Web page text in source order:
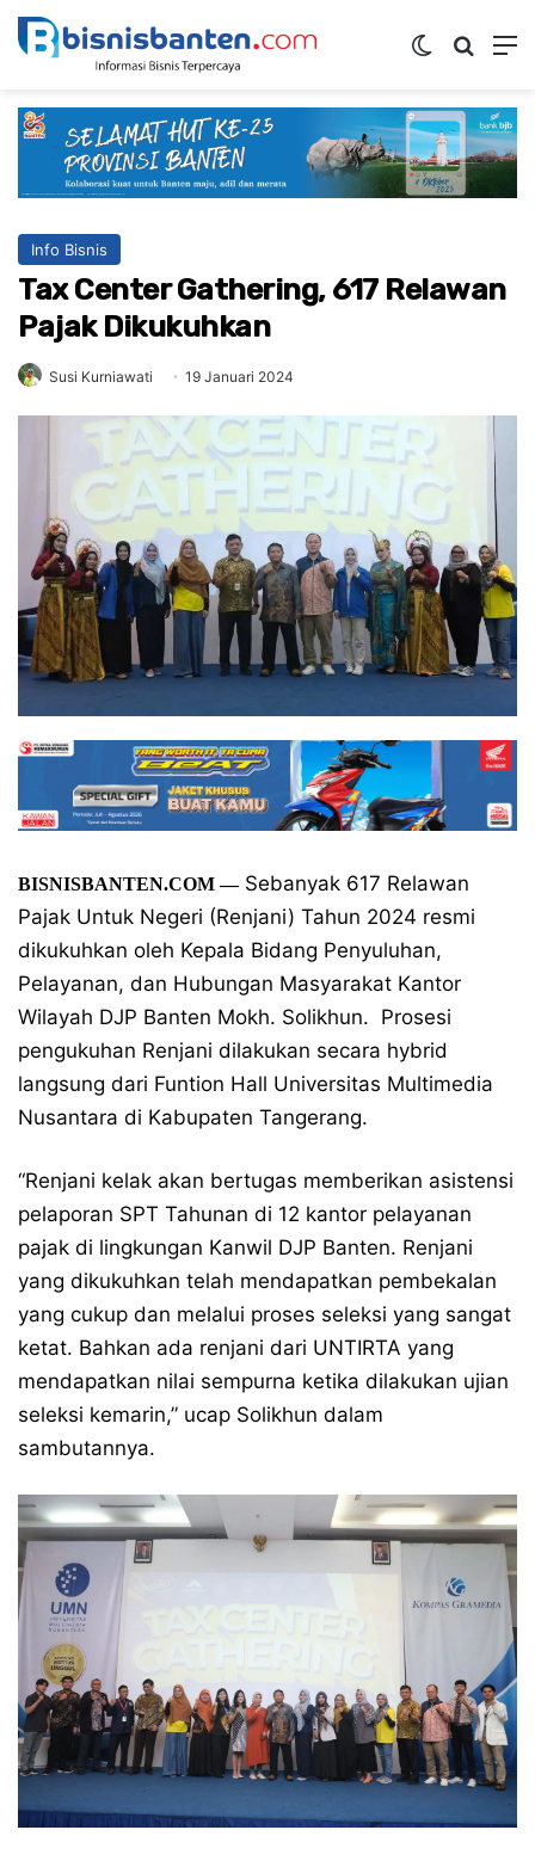
Switch skin
Info Bisnis
Tax Center Gathering, 617 Relawan
Pajak Dikukuhkan
Susi Kurniawati 19 Januari 2024
BISNISBANTEN.COM —Sebanyak 617 Relawan
Pajak Untuk Negeri (Renjani) Tahun 2024 resmi
dikukuhkan oleh Kepala Bidang Penyuluhan,
Pelayanan, dan Hubungan Masyarakat Kantor
Wilayah DJP Banten Mokh. Solikhun. Prosesi
pengukuhan Renjani dilakukan secara hybrid
langsung dari Funtion Hall Universitas Multimedia
Nusantara di Kabupaten Tangerang.
“Renjani kelak akan bertugas memberikan asistensi
pelaporan SPT Tahunan di 12 kantor pelayanan
pajak di lingkungan Kanwil DJP Banten. Renjani
yang dikukuhkan telah mendapatkan pembekalan
yang cukup dan melalui proses seleksi yang sangat
ketat. Bahkan ada renjani dari UNTIRTA yang
mendapatkan nilai sempurna ketika dilakukan ujian
seleksi kemarin,” ucap Solikhun dalam
sambutannya.